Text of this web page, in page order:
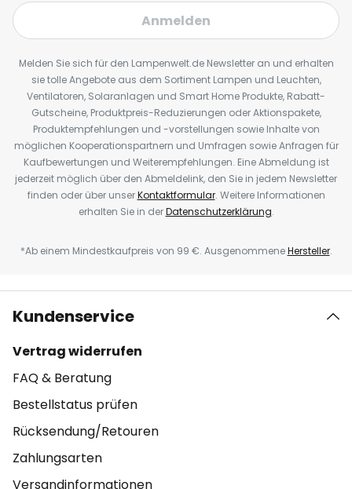
Anmelden
Melden Sie sich für den Lampenwelt.de Newsletter an und erhalten
sie tolle Angebote aus dem Sortiment Lampen und Leuchten,
Ventilatoren, Solaranlagen und Smart Home Produkte, Rabatt-
Gutscheine, Produktpreis-Reduzierungen oder Aktionspakete,
Produktempfehlungen und -vorstellungen sowie Inhalte von
möglichen Kooperationspartnern und Umfragen sowie Anfragen für
Kaufbewertungen und Weiterempfehlungen. Eine Abmeldung ist
jederzeit möglich über den Abmeldelink, den Sie in jedem Newsletter
finden oder über unserKontaktformular. Weitere Informationen
erhalten Sie in derDatenschutzerklärung.
*Ab einem Mindestkaufpreis von 99 €. AusgenommeneHersteller.
Kundenservice
Vertrag widerrufen
FAQ & Beratung
Bestellstatus prüfen
Rücksendung/Retouren
Zahlungsarten
Versandinformationen